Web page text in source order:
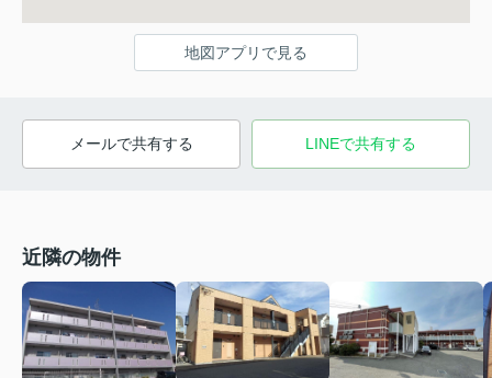
地図アプリで見る
メールで共有する LINEで共有する
近隣の物件